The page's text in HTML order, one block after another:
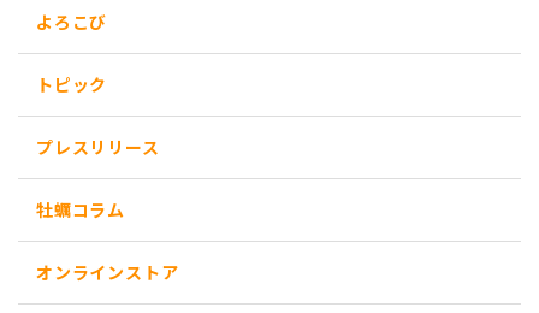
よろこび
トピック
プレスリリース
牡蠣コラム
オンラインストア